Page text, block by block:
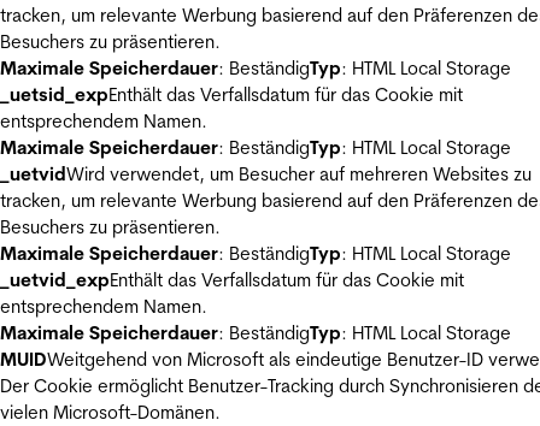
tracken, um relevante Werbung basierend auf den Präferenzen
Besuchers zu präsentieren.
Maximale Speicherdauer: BeständigTyp: HTML Local Storage
_uetsid_expEnthält das Verfallsdatum für das Cookie mit
entsprechendem Namen.
Maximale Speicherdauer: BeständigTyp: HTML Local Storage
_uetvidWird verwendet, um Besucher auf mehreren Websites zu
tracken, um relevante Werbung basierend auf den Präferenzen
Besuchers zu präsentieren.
Maximale Speicherdauer: BeständigTyp: HTML Local Storage
_uetvid_expEnthält das Verfallsdatum für das Cookie mit
entsprechendem Namen.
Maximale Speicherdauer: BeständigTyp: HTML Local Storage
MUIDWeitgehend von Microsoft als eindeutige Benutzer-ID
Der Cookie ermöglicht Benutzer-Tracking durch Synchronisieren
vielen Microsoft-Domänen.